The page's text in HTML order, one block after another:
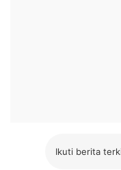
Ikuti berita